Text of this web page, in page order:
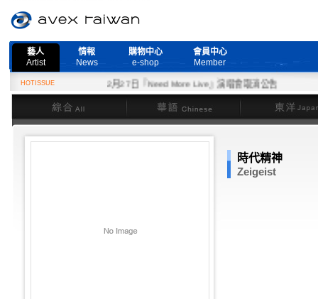
藝人
Artist
情報
News
購物中心
e-shop
會員中心
Member
HOTISSUE
2月27日『Need More Live』演唱會取消公告
綜合
華語 東洋
時代精神
Zeigeist